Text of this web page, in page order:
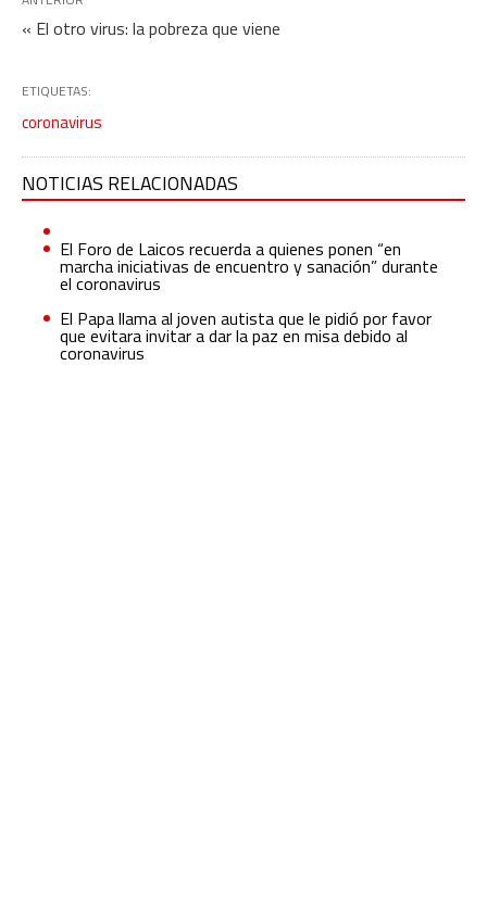
« El otro virus: la pobreza que viene
ETIQUETAS:
coronavirus
NOTICIAS RELACIONADAS
El Foro de Laicos recuerda a quienes ponen “en
marcha iniciativas de encuentro y sanación” durante
el coronavirus
El Papa llama al joven autista que le pidió por favor
que evitara invitar a dar la paz en misa debido al
coronavirus